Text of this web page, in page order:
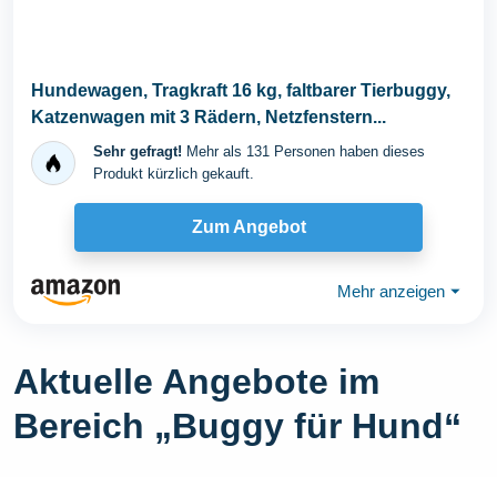
Hundewagen, Tragkraft 16 kg, faltbarer Tierbuggy,
Katzenwagen mit 3 Rädern, Netzfenstern...
Sehr gefragt! Mehr als 131 Personen haben dieses
Produkt kürzlich gekauft.
Zum Angebot
Mehr anzeigen ⏷
Aktuelle Angebote im
Bereich „Buggy für Hund“